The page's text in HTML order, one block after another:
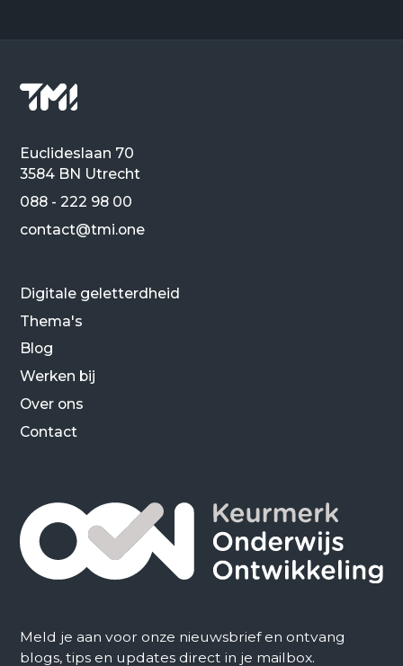
Euclideslaan 70
3584 BN Utrecht
088 - 222 98 00
contact@tmi.one
Digitale geletterdheid
Thema's
Blog
Werken bij
Over ons
Contact
Meld je aan voor onze nieuwsbrief en ontvang
blogs, tips en updates direct in je mailbox.